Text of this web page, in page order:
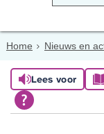
Home Nieuws en
Lees voor